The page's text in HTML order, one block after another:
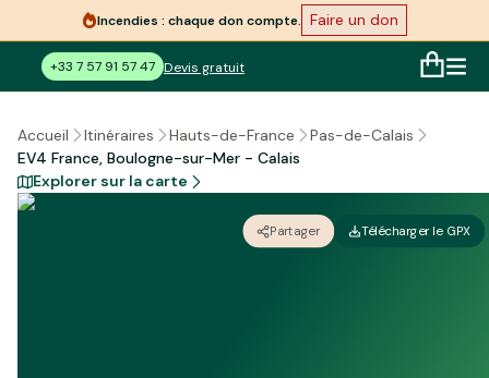
Incendies : chaque don compte. Faire un don
+33 7 57 91 57 47 Devis gratuit
Accueil Itinéraires Hauts-de-France
Pas-de-Calais
EV4 France, Boulogne-sur-Mer - Calais
Explorer sur la carte
Partager Télécharger le GPX